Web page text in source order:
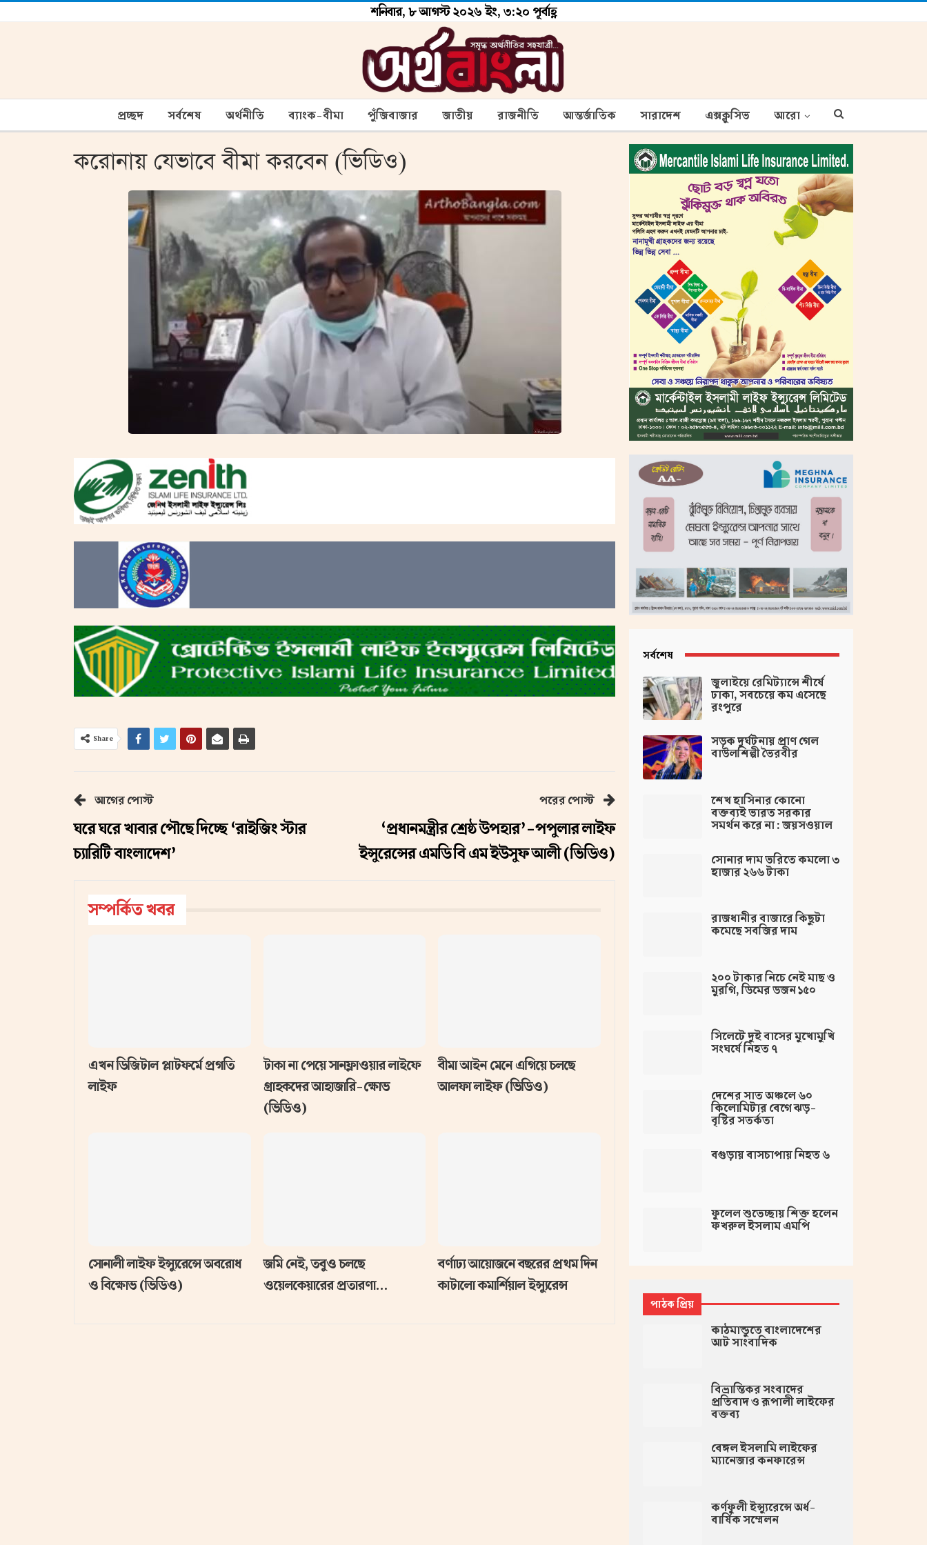
শনিবার, ৮ আগস্ট ২০২৬ ইং, ৩:২০ পূর্বাহ্ণ
প্রচ্ছদ সর্বশেষ অর্থনীতি ব্যাংক-বীমা পুঁজিবাজার জাতীয় রাজনীতি আন্তর্জাতিক সারাদেশ এক্সক্লুসিভ আরো
করোনায় যেভাবে বীমা করবেন (ভিডিও)
Share
আগের পোস্ট
ঘরে ঘরে খাবার পৌছে দিচ্ছে ‘রাইজিং স্টার
চ্যারিটি বাংলাদেশ’
পরের পোস্ট
‘প্রধানমন্ত্রীর শ্রেষ্ঠ উপহার’-পপুলার লাইফ
ইন্সুরেন্সের এমডি বি এম ইউসুফ আলী (ভিডিও)
সম্পর্কিত খবর
এখন ডিজিটাল প্লাটফর্মে প্রগতি
লাইফ
টাকা না পেয়ে সানফ্লাওয়ার লাইফে
গ্রাহকদের আহাজারি-ক্ষোভ
(ভিডিও)
বীমা আইন মেনে এগিয়ে চলছে
আলফা লাইফ (ভিডিও)
সোনালী লাইফ ইন্স্যুরেন্সে অবরোধ
ও বিক্ষোভ (ভিডিও)
জমি নেই, তবুও চলছে
ওয়েলকেয়ারের প্রতারণা…
বর্ণাঢ্য আয়োজনে বছরের প্রথম দিন
কাটালো কমার্শিয়াল ইন্স্যুরেন্স
সর্বশেষ
জুলাইয়ে রেমিট্যান্সে শীর্ষে
ঢাকা, সবচেয়ে কম এসেছে
রংপুরে
সড়ক দুর্ঘটনায় প্রাণ গেল
বাউলশিল্পী ভৈরবীর
‌শেখ হাসিনার কোনো
বক্তব্যই ভারত সরকার
সমর্থন করে না : জয়সওয়াল
সোনার দাম ভরিতে কমলো ৩
হাজার ২৬৬ টাকা
রাজধানীর বাজারে কিছুটা
কমেছে সবজির দাম
২০০ টাকার নিচে নেই মাছ ও
মুরগি, ডিমের ডজন ১৫০
সিলেটে দুই বাসের মুখোমুখি
সংঘর্ষে নিহত ৭
দেশের সাত অঞ্চলে ৬০
কিলোমিটার বেগে ঝড়-
বৃষ্টির সতর্কতা
বগুড়ায় বাসচাপায় নিহত ৬
ফুলেল শুভেচ্ছায় শিক্ত হলেন
ফখরুল ইসলাম এমপি
পাঠক প্রিয়
কাঠমান্ডুতে বাংলাদেশের
আট সাংবাদিক
বিভ্রান্তিকর সংবাদের
প্রতিবাদ ও রূপালী লাইফের
বক্তব্য
বেঙ্গল ইসলামি লাইফের
ম্যানেজার কনফারেন্স
কর্ণফুলী ইন্স্যুরেন্সে অর্ধ-
বার্ষিক সম্মেলন